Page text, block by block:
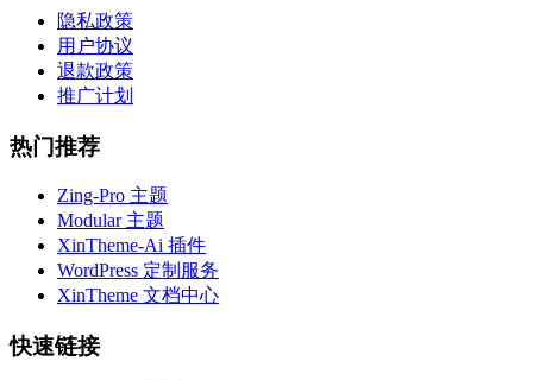
隐私政策
用户协议
退款政策
推广计划
热门推荐
Zing-Pro 主题
Modular 主题
XinTheme-Ai 插件
WordPress 定制服务
XinTheme 文档中心
快速链接